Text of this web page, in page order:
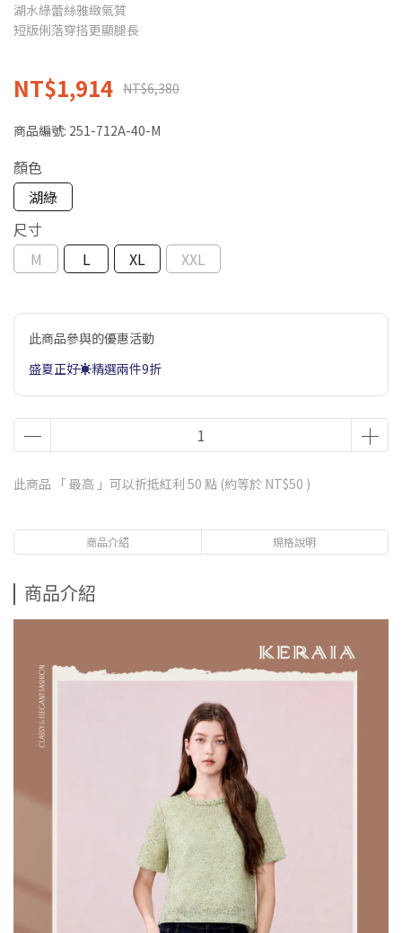
湖水綠蕾絲雅緻氣質
短版俐落穿搭更顯腿長
NT$1,914 NT$6,380
商品編號: 251-712A-40-M
顏色
湖綠
尺寸
M
L XL XXL
此商品參與的優惠活動
盛夏正好☀️精選兩件9折
此商品 「 最高 」可以折抵紅利 50 點 (約等於 NT$50 )
商品介紹 規格說明
商品介紹